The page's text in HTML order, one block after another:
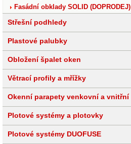
Fasádní obklady SOLID (DOPRODEJ)
Střešní podhledy
Plastové palubky
Obložení špalet oken
Větrací profily a mřížky
Okenní parapety venkovní a vnitřní
Plotové systémy a plotovky
Plotové systémy DUOFUSE